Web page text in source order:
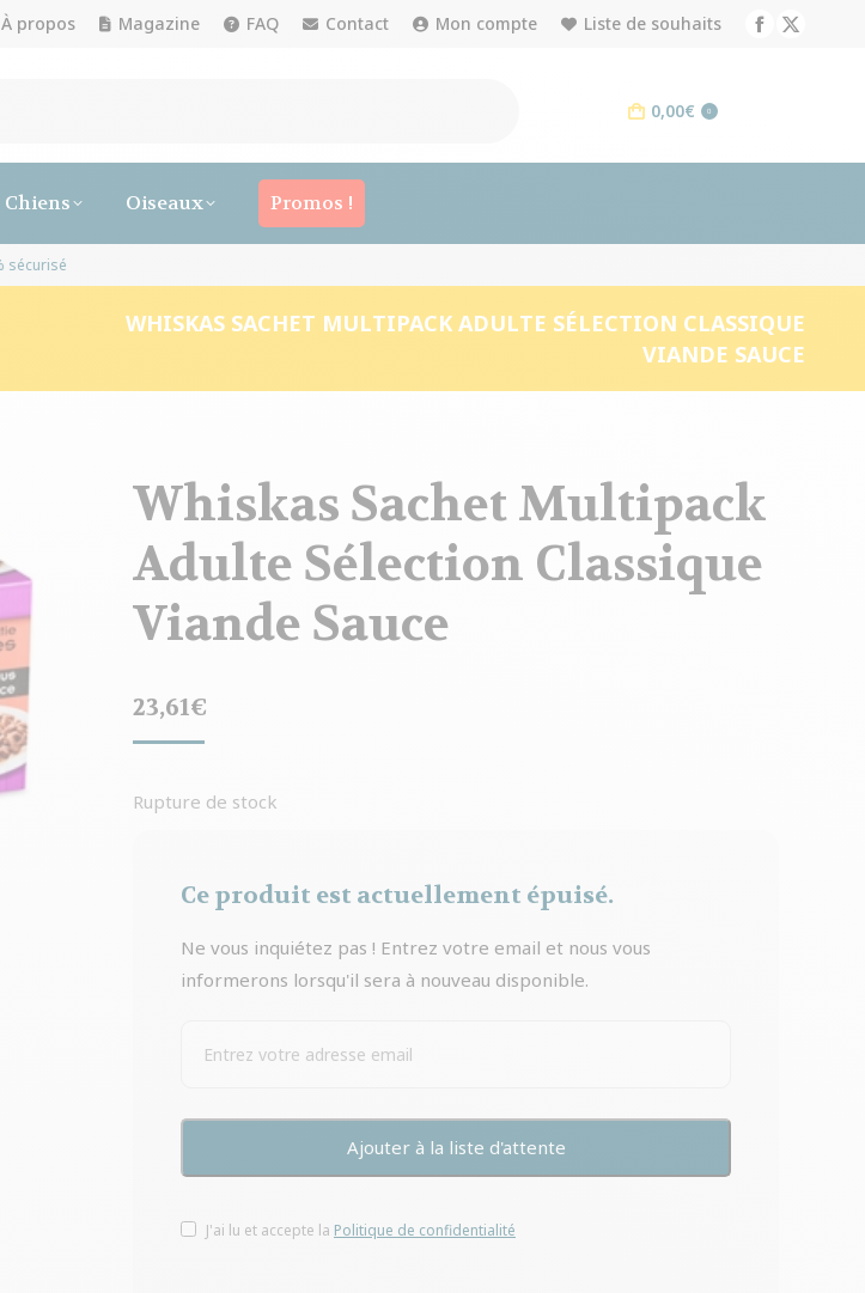
À propos Magazine FAQ Contact Mon compte Liste de souhaits
Facebook
X
0,00€ 0
Chiens Oiseaux Promos !
Paiement 100% sécurisé
WHISKAS SACHET MULTIPACK ADULTE SÉLECTION CLASSIQUE
VIANDE SAUCE
Whiskas Sachet Multipack
Adulte Sélection Classique
Viande Sauce
23,61€
Rupture de stock
Ce produit est actuellement épuisé.
Ne vous inquiétez pas ! Entrez votre email et nous vous
informerons lorsqu'il sera à nouveau disponible.
J'ai lu et accepte la Politique de confidentialité